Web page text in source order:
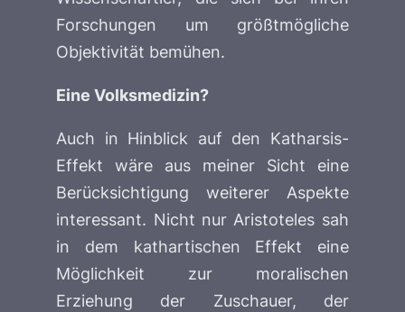
Forschungen um größtmögliche
Objektivität bemühen.
Eine Volksmedizin?
Auch in Hinblick auf den Katharsis-
Effekt wäre aus meiner Sicht eine
Berücksichtigung weiterer Aspekte
interessant. Nicht nur Aristoteles sah
in dem kathartischen Effekt eine
Möglichkeit zur moralischen
Erziehung der Zuschauer, der